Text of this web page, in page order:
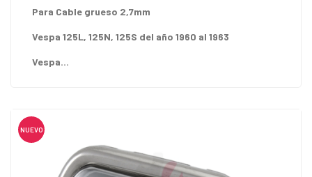
Para Cable grueso 2,7mm
Vespa 125L, 125N, 125S del año 1960 al 1963
Vespa...
NUEVO